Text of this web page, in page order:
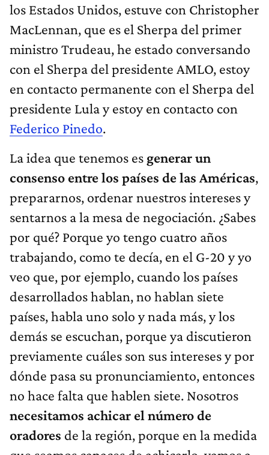
los Estados Unidos, estuve con Christopher
MacLennan, que es el Sherpa del primer
ministro Trudeau, he estado conversando
con el Sherpa del presidente AMLO, estoy
en contacto permanente con el Sherpa del
presidente Lula y estoy en contacto con
Federico Pinedo.
La idea que tenemos es generar un
consenso entre los países de las Américas,
prepararnos, ordenar nuestros intereses y
sentarnos a la mesa de negociación. ¿Sabes
por qué? Porque yo tengo cuatro años
trabajando, como te decía, en el G-20 y yo
veo que, por ejemplo, cuando los países
desarrollados hablan, no hablan siete
países, habla uno solo y nada más, y los
demás se escuchan, porque ya discutieron
previamente cuáles son sus intereses y por
dónde pasa su pronunciamiento, entonces
no hace falta que hablen siete. Nosotros
necesitamos achicar el número de
oradores de la región, porque en la medida